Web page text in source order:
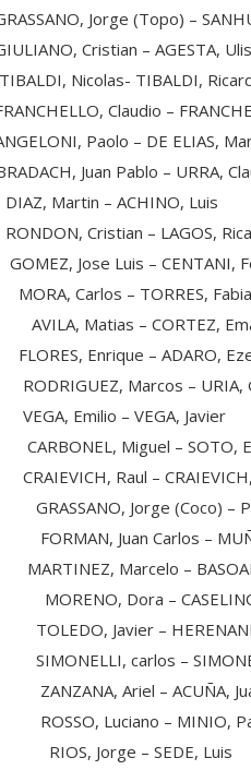
Jorge (Topo) –
Cristian –
Nicolas- TIBALDI,
Claudio –
Paolo – DE
Juan Pablo –
Martin –
Cristian –
Jose Luis –
Carlos –
Matias –
Enrique –
Marcos –
Emilio – VEGA,
Miguel –
Raul –
Jorge (Coco) –
Juan Carlos –
Marcelo –
Dora –
Javier –
carlos –
Ariel –
Luciano –
Jorge –